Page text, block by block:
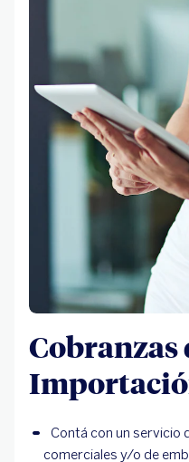
Cobranzas
Contá con un servicio
comerciales y/o de